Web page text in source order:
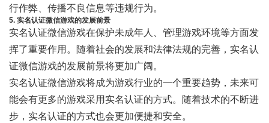
行作弊、传播不良信息等违规行为。
5. 实名认证微信游戏的发展前景
实名认证微信游戏在保护未成年人、管理游戏环境等方面发
挥了重要作用。随着社会的发展和法律法规的完善，实名认
证微信游戏的发展前景将更加广阔。
实名认证微信游戏将成为游戏行业的一个重要趋势，未来可
能会有更多的游戏采用实名认证的方式。随着技术的不断进
步，实名认证的方式也会更加便捷和安全。